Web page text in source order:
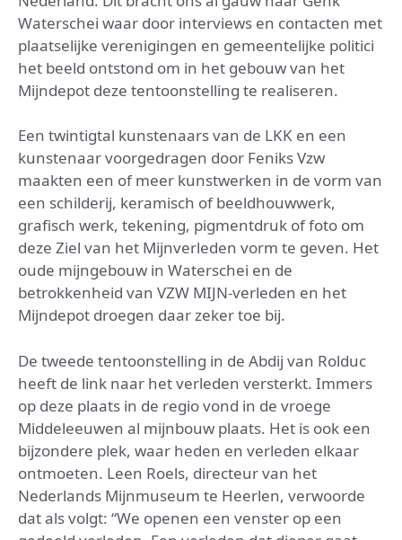
Waterschei waar door interviews en contacten met
plaatselijke verenigingen en gemeentelijke politici
het beeld ontstond om in het gebouw van het
Mijndepot deze tentoonstelling te realiseren.
Een twintigtal kunstenaars van de LKK en een
kunstenaar voorgedragen door Feniks Vzw
maakten een of meer kunstwerken in de vorm van
een schilderij, keramisch of beeldhouwwerk,
grafisch werk, tekening, pigmentdruk of foto om
deze Ziel van het Mijnverleden vorm te geven. Het
oude mijngebouw in Waterschei en de
betrokkenheid van VZW MIJN-verleden en het
Mijndepot droegen daar zeker toe bij.
De tweede tentoonstelling in de Abdij van Rolduc
heeft de link naar het verleden versterkt. Immers
op deze plaats in de regio vond in de vroege
Middeleeuwen al mijnbouw plaats. Het is ook een
bijzondere plek, waar heden en verleden elkaar
ontmoeten. Leen Roels, directeur van het
Nederlands Mijnmuseum te Heerlen, verwoorde
dat als volgt: “We openen een venster op een